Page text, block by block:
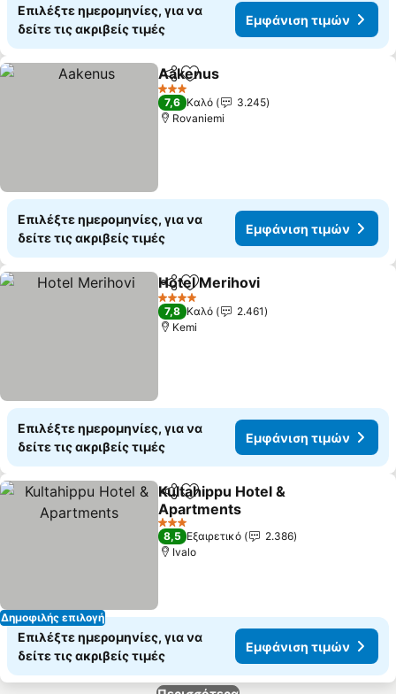
Επιλέξτε ημερομηνίες, για να
δείτε τις ακριβείς τιμές
Εμφάνιση τιμών
Κοινοποίηση
Προσθήκη στα αγαπημένα
Aakenus
3 Αστέρια
7,6 Καλό
3.245
Rovaniemi
Επιλέξτε ημερομηνίες, για να
δείτε τις ακριβείς τιμές
Εμφάνιση τιμών
Κοινοποίηση
Προσθήκη στα αγαπημένα
Hotel Merihovi
4 Αστέρια
7,8 Καλό
2.461
Kemi
Επιλέξτε ημερομηνίες, για να
δείτε τις ακριβείς τιμές
Εμφάνιση τιμών
Δημοφιλής επιλογή
Κοινοποίηση
Προσθήκη στα αγαπημένα
Kultahippu Hotel &
Apartments
Εμφάνιση τιμών
3 Αστέρια
8,5 Εξαιρετικό
2.386
Ivalo
Επιλέξτε ημερομηνίες, για να
δείτε τις ακριβείς τιμές
Εμφάνιση τιμών